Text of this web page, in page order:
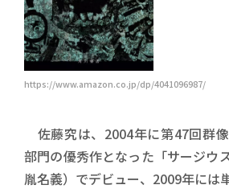
https://www.amazon.co.jp/dp/4041096987/
佐藤究は、2004年に第47回群
部門の優秀作となった「サージウ
胤名義）でデビュー、2009年には